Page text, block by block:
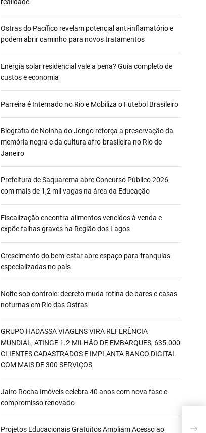
Ostras do Pacífico revelam potencial anti-inflamatório e
podem abrir caminho para novos tratamentos
Energia solar residencial vale a pena? Guia completo de
custos e economia
Parreira é Internado no Rio e Mobiliza o Futebol Brasileiro
Biografia de Noinha do Jongo reforça a preservação da
memória negra e da cultura afro-brasileira no Rio de
Janeiro
Prefeitura de Saquarema abre Concurso Público 2026
com mais de 1,2 mil vagas na área da Educação
Fiscalização encontra alimentos vencidos à venda e
expõe falhas graves na Região dos Lagos
Crescimento do bem-estar abre espaço para franquias
especializadas no país
Noite sob controle: decreto muda rotina de bares e casas
noturnas em Rio das Ostras
GRUPO HADASSA VIAGENS VIRA REFERÊNCIA
MUNDIAL, ATINGE 1.2 MILHÃO DE EMBARQUES, 635.000
CLIENTES CADASTRADOS E IMPLANTA BANCO DIGITAL
COM MAIS DE 300 SERVIÇOS
Jairo Rocha Imóveis celebra 40 anos com nova fase e
compromisso renovado
Projetos Educacionais Gratuitos Ampliam Acesso ao